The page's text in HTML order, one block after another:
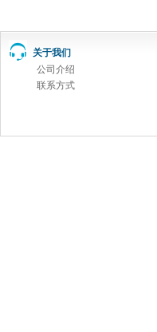
关于我们
公司介绍
联系方式